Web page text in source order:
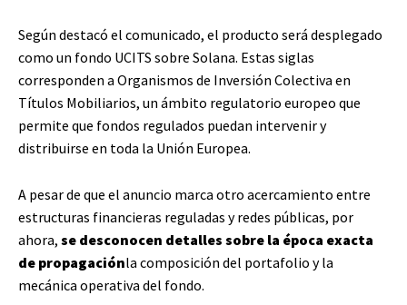
Según destacó el comunicado, el producto será desplegado
como un fondo UCITS sobre Solana. Estas siglas
corresponden a Organismos de Inversión Colectiva en
Títulos Mobiliarios, un ámbito regulatorio europeo que
permite que fondos regulados puedan intervenir y
distribuirse en toda la Unión Europea.
A pesar de que el anuncio marca otro acercamiento entre
estructuras financieras reguladas y redes públicas, por
ahora, se desconocen detalles sobre la época exacta
de propagaciónla composición del portafolio y la
mecánica operativa del fondo.